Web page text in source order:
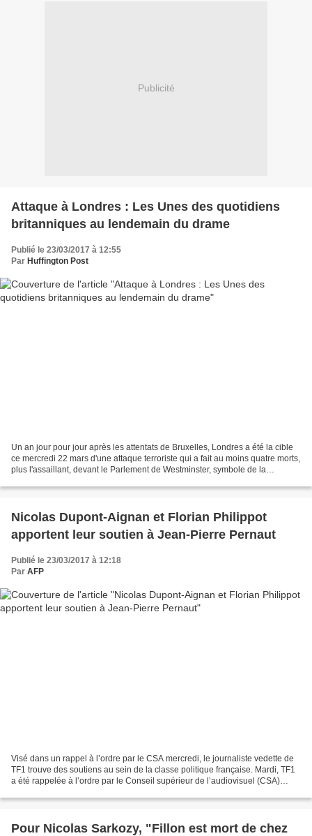
Publicité
Attaque à Londres : Les Unes des quotidiens
britanniques au lendemain du drame
Publié le 23/03/2017 à 12:55
Par Huffington Post
Un an jour pour jour après les attentats de Bruxelles, Londres a été la cible
ce mercredi 22 mars d'une attaque terroriste qui a fait au moins quatre morts,
plus l'assaillant, devant le Parlement de Westminster, symbole de la
Nicolas Dupont-Aignan et Florian Philippot
apportent leur soutien à Jean-Pierre Pernaut
Publié le 23/03/2017 à 12:18
Par AFP
Visé dans un rappel à l’ordre par le CSA mercredi, le journaliste vedette de
TF1 trouve des soutiens au sein de la classe politique française. Mardi, TF1
a été rappelée à l’ordre par le Conseil supérieur de l’audiovisuel (CSA)
Pour Nicolas Sarkozy, "Fillon est mort de chez